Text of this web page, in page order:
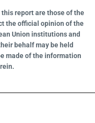
report are those of the
the official opinion of the
Union institutions and
behalf may be held
made of the information